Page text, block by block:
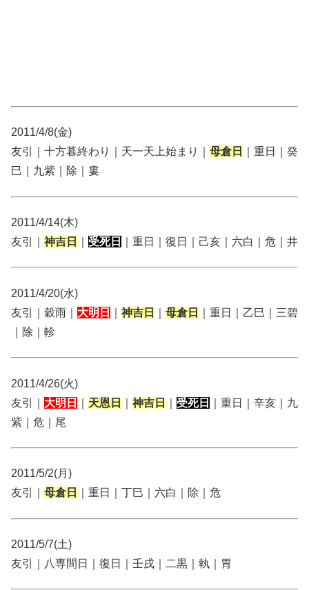
2011/4/8(金)
友引｜十方暮終わり｜天一天上始まり｜ 母倉日
｜重日｜癸
巳｜九紫｜除｜婁
2011/4/14(木)
友引｜ 神吉日 受死日 ｜重日｜復日｜己亥｜六白｜危｜井
2011/4/20(水)
友引｜穀雨｜ 大明日 神吉日 母倉日
｜重日｜乙巳｜三碧
｜除｜軫
2011/4/26(火)
友引｜ 大明日 天恩日 神吉日 受死日
｜重日｜辛亥｜九
紫｜危｜尾
2011/5/2(月)
友引｜ 母倉日 ｜重日｜丁巳｜六白｜除｜危
2011/5/7(土)
友引｜八専間日｜復日｜壬戌｜二黒｜執｜胃